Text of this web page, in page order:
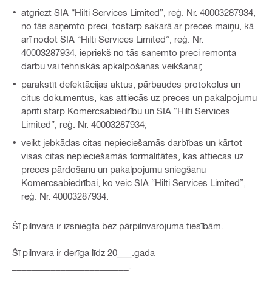
atgriezt SIA “Hilti Services Limited”, reģ. Nr. 40003287934,
no tās saņemto preci, tostarp sakarā ar preces maiņu, kā
arī nodot SIA “Hilti Services Limited”, reģ. Nr.
40003287934, iepriekš no tās saņemto preci remonta
darbu vai tehniskās apkalpošanas veikšanai;
parakstīt defektācijas aktus, pārbaudes protokolus un
citus dokumentus, kas attiecās uz preces un pakalpojumu
apriti starp Komercsabiedrību un SIA “Hilti Services
Limited”, reģ. Nr. 40003287934;
veikt jebkādas citas nepieciešamās darbības un kārtot
visas citas nepieciešamās formalitātes, kas attiecas uz
preces pārdošanu un pakalpojumu sniegšanu
Komercsabiedrībai, ko veic SIA “Hilti Services Limited”,
reģ. Nr. 40003287934.
Šī pilnvara ir izsniegta bez pārpilnvarojuma tiesībām.
Šī pilnvara ir derīga līdz 20___.gada